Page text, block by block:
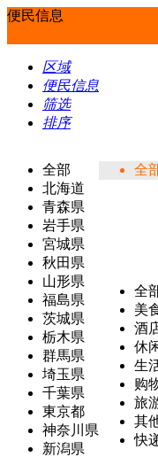
便民信息
区域
便民信息
筛选
排序
全部
北海道
青森県
岩手県
宮城県
秋田県
山形県
福島県
茨城県
栃木県
群馬県
埼玉県
千葉県
東京都
神奈川県
新潟県
全
全
美
酒
休
生
购
旅
其
快